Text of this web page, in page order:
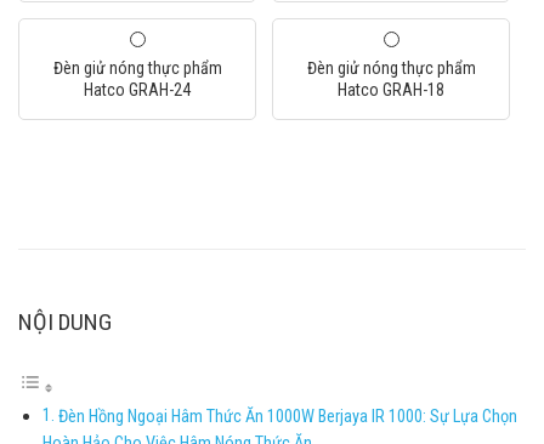
Đèn giử nóng thực phẩm
Hatco GRAH-24
Đèn giử nóng thực phẩm
Hatco GRAH-18
NỘI DUNG
Đèn Hồng Ngoại Hâm Thức Ăn 1000W Berjaya IR 1000: Sự Lựa Chọn